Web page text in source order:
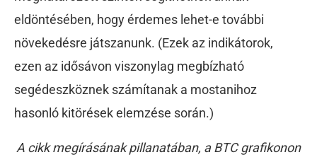
eldöntésében, hogy érdemes lehet-e további
növekedésre játszanunk. (Ezek az indikátorok,
ezen az idősávon viszonylag megbízható
segédeszköznek számítanak a mostanihoz
hasonló kitörések elemzése során.)
A cikk megírásának pillanatában, a BTC grafikonon